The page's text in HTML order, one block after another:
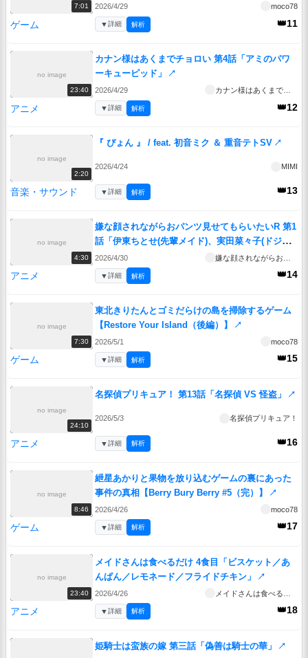
7:01 2026/4/29 moco78
ゲーム 👑11
▼詳細 解析
no image
23:40
カナン様はあくまでチョロい 第4話「アミのパワ
ーキューピッド」
↗
2026/4/29
アニメ 👑12
▼詳細 解析
no image
2:20
『 ぴょん 』 / feat. 初音ミク ＆ 重音テトSV ↗
2026/4/24 MIMI
音楽・サウンド 👑13
▼詳細 解析
no image
4:30
嫌な顔されながらおパンツ見せてもらいたいR 第1
話「伊東ちとせ(先輩メイド)、実田菜々子(ドジメ
イド)」↗
2026/4/30
アニメ 👑14
▼詳細 解析
no image
7:30
東北きりたんとゴミだらけの島を掃除するゲーム
【Restore Your Island（後編）】
↗
2026/5/1 moco78
ゲーム 👑15
▼詳細 解析
no image
24:10
名探偵プリキュア！ 第13話「名探偵 VS 怪盗」 ↗
2026/5/3 名探偵プリキュア！
アニメ 👑16
▼詳細 解析
no image
8:46
紲星あかりと果物を放り込むゲームの裏にあった
事件の真相【Berry Bury Berry #5（完）】
↗
2026/4/26 moco78
ゲーム 👑17
▼詳細 解析
no image
23:40
メイドさんは食べるだけ 4食目「ビスケット／あ
んぱん／レモネード／フライドチキン」
↗
2026/4/26
アニメ 👑18
▼詳細 解析
姫騎士は蛮族の嫁 第三話「偽善は騎士の華」 ↗